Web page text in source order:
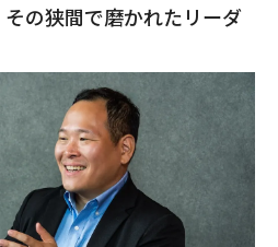
の狭間で磨かれたリーダ